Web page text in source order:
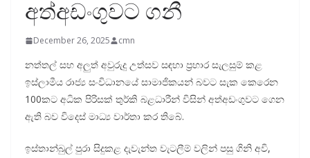
අත්අඩංගුවට ගනී
December 26, 2025 cmn
නත්තල් සහ අලුත් අවුරුදු උත්සව සඳහා ප්‍රහාර සැලසුම් කළ
ඉස්ලාමීය රාජ්‍ය සංවිධානයේ සාමාජිකයන් බවට සැක කෙරෙන
100කට අධික පිරිසක් තුර්කි බළධාරීන් විසින් අත්අඩංගුවට ගෙන
ඇති බව විදෙස් මාධ්‍ය වාර්තා කර තිබේ.
ඉස්තාන්බුල් පුරා සිදුකළ දැවැන්ත වැටලීම් වලින් පසු ගිනි අවි,